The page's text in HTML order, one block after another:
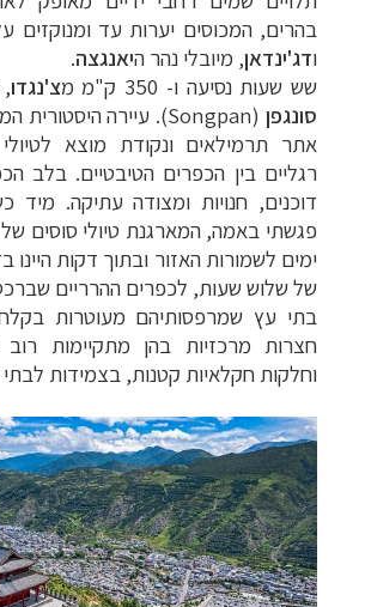
בהרים, המכוסים יערות עד ומנוקזים
ודג'ינדאן, מיובלי נהר היאנגצה.
שש שעות נסיעה ו- 350 ק"מ מצ'נגדו,
סונגפן (Songpan)
. עיירה היסטורית ה
אתר תרמילאים ונקודת מוצא לטיולי
רגליים בין הכפרים הטיבטיים.בלב
דוכנים, חנויות ומצודה עתיקה. מיד
פגשתי באמה, המארגנת טיולי סוסים של
ימים לשמורותהאזור ובתוך דקותהיינו
שלשלוששעות, לכפרים ההרריים
בתי עץ שמרפסותיהם מעוטרות
חצרות מרכזיות בהן מתקיימות רוב
וחלקותחקלאיות קטנות, בצמידות לבתי
תכנוןטיולים למזרח הרחוק
תכנון טיולים לפולינזיה
תכנוןטיולים לאוסטרליה וניו
ההצעות »